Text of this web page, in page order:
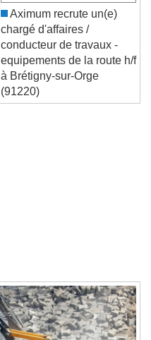
Aximum recrute un(e)
chargé d'affaires /
conducteur de travaux -
equipements de la route h/f
à Brétigny-sur-Orge
(91220)